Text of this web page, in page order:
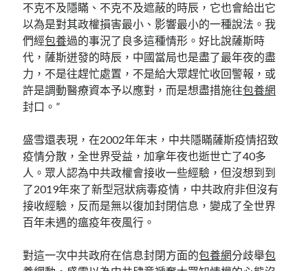
不克不及隱瞞、不克不及遮蔽的時辰，它也會給出它
以為是對其政權損害最小、影響最小的一種說法。我
們經包養過的事況了良多這種情形。好比說薩斯時
代，薩斯迸發的時辰，中國當局也是盡了最年夜的盡
力，不是往趕忙處置，不是給大眾趕忙收回警報，或
許是調動醫療資本予以應對，而是想盡措施往包養網
封口。”
盛雪還表現，在2002年年末，中共隱瞞薩斯疫情招致
疫情分散，全世界受益，加拿年夜也逝世亡了40多
人。眾人認為中共政權會接收一些經驗，但沒想到到
了2019年來了新型冠狀病毒疫情，中共政府非但沒有
接收經驗，反而是無以復加封閉信息，變成了全世界
百年未遇的瘟疫年夜風行。
對這一次中共政府在信息封閉方面的包養網分歧舉包